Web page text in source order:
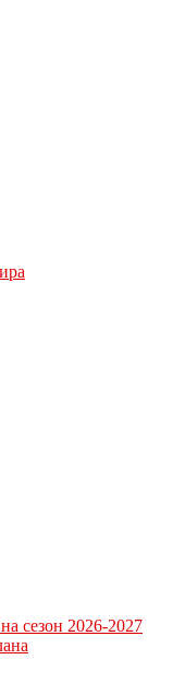
сезон 2026-2027